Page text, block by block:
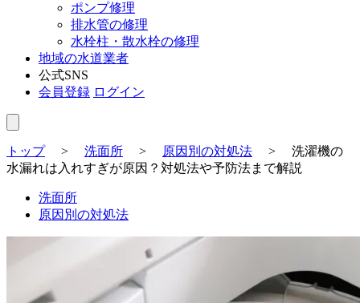
ポンプ修理
排水管の修理
水栓柱・散水栓の修理
地域の水道業者
公式SNS
会員登録 ログイン
トップ> 洗面所 > 原因別の対処法 > 洗濯機の
水漏れは入れすぎが原因？対処法や予防法まで解説
洗面所
原因別の対処法